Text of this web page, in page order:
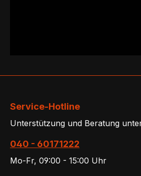
Service-Hotline
Unterstützung und Beratung
040 - 60171222
Mo-Fr, 09:00 - 15:00 Uhr